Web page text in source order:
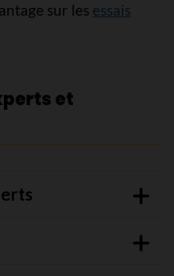
sur les essais
et